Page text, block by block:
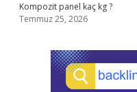
Kompozit panel kaç kg ?
Temmuz 25, 2026